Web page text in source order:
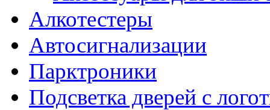
Алкотестеры
Автосигнализации
Парктроники
Подсветка дверей с